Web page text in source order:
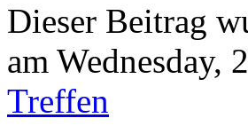
Dieser Beitrag
am
Treffen